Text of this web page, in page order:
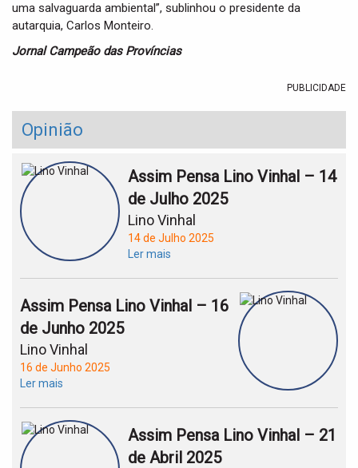
uma salvaguarda ambiental”, sublinhou o presidente da
autarquia, Carlos Monteiro.
Jornal Campeão das Províncias
PUBLICIDADE
Opinião
Assim Pensa Lino Vinhal – 14
de Julho 2025
Lino Vinhal
14 de Julho 2025
Ler mais
Assim Pensa Lino Vinhal – 16
de Junho 2025
Lino Vinhal
16 de Junho 2025
Ler mais
Assim Pensa Lino Vinhal – 21
de Abril 2025